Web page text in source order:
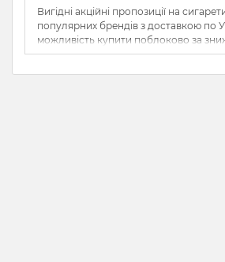
Вигідні акційні пропозиції на
популярних брендів з доставкою по
можливість купити поблоково за
цінами.